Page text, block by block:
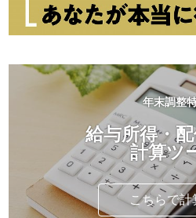
年末調整
給与所得・
計算ツ
こちらで計